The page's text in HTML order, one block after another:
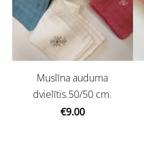
Muslīna auduma
dvielītis.50/50 cm.
€9.00